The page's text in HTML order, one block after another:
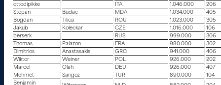
ottodipikke
ITA 1.046.000
206
Stepan
Budac MDA 1.034.000
405
Bogdan
Tilica ROU 1.023.000
305
Jakub
Koleckar CZE 1.016.000
106
berserk
RUS 999.000
306
Thomas
Palazon FRA 980.000
302
Dimitrios
Anastasakis GRC 941.000
406
Wiktor
Weiner POL 926.000
202
Marcel
Olah DEU 926.000
407
Mehmet
Sarigoz TUR 890.000
104
Benjamin